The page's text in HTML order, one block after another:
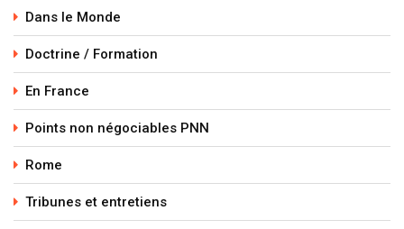
Dans le Monde
Doctrine / Formation
En France
Points non négociables PNN
Rome
Tribunes et entretiens